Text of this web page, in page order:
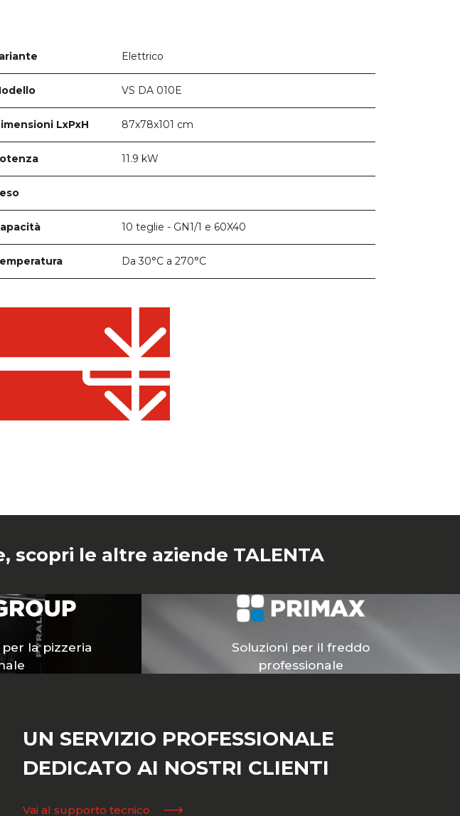
Elettrico
VS DA 010E
LxPxH 87x78x101 cm
11.9 kW
10 teglie - GN1/1 e 60X40
Da 30°C a 270°C
Download
le altre aziende TALENTA
la pizzeria
Soluzioni per il freddo
professionale
UN SERVIZIO PROFESSIONALE
DEDICATO AI NOSTRI CLIENTI
Vai al supporto tecnico